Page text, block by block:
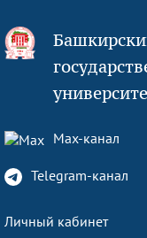
Max-канал
Telegram-канал
Личный кабинет